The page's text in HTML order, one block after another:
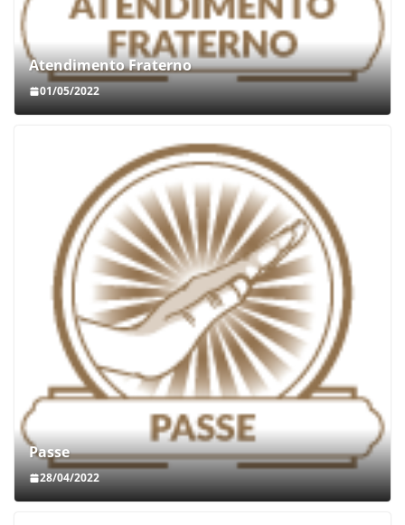
Atendimento Fraterno
01/05/2022
Passe
28/04/2022